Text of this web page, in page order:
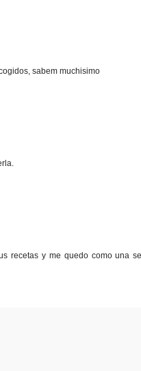
sabem muchisimo
recetas y me quedo como una